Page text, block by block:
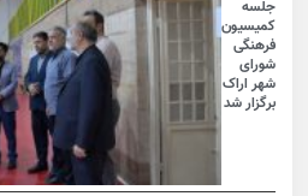
جلسه
کمیسیون
فرهنگی
شورای
شهر اراک
برگزار شد